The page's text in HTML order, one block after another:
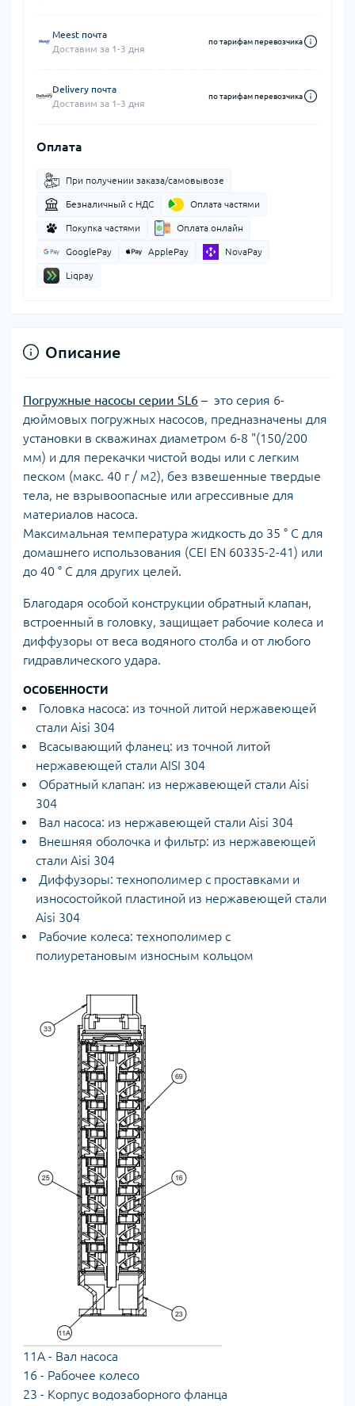
Meest почта
Доставим за 1-3 дня
по тарифам перевозчика
Delivery почта
Доставим за 1-3 дня
по тарифам перевозчика
Оплата
При получении заказа/самовывозе
Безналичный с НДС Оплата частями
Покупка частями Оплата онлайн
GooglePay ApplePay NovaPay
Liqpay
Описание
Погружные насосы серии SL6 – это серия 6-
дюймовых погружных насосов, предназначены для
установки в скважинах диаметром 6-8 "(150/200
мм) и для перекачки чистой воды или с легким
песком (макс. 40 г / м2), без взвешенные твердые
тела, не взрывоопасные или агрессивные для
материалов насоса.
Максимальная температура жидкость до 35 ° C для
домашнего использования (CEI EN 60335-2-41) или
до 40 ° C для других целей.
Благодаря особой конструкции обратный клапан,
встроенный в головку, защищает рабочие колеса и
диффузоры от веса водяного столба и от любого
гидравлического удара.
ОСОБЕННОСТИ
Головка насоса: из точной литой нержавеющей
стали Aisi 304
Всасывающий фланец: из точной литой
нержавеющей стали AISI 304
Обратный клапан: из нержавеющей стали Aisi
304
Вал насоса: из нержавеющей стали Aisi 304
Внешняя оболочка и фильтр: из нержавеющей
стали Aisi 304
Диффузоры: технополимер с проставками и
износостойкой пластиной из нержавеющей стали
Aisi 304
Рабочие колеса: технополимер с
полиуретановым износным кольцом
11А - Вал насоса
16 - Рабочее колесо
23 - Корпус водозаборного фланца